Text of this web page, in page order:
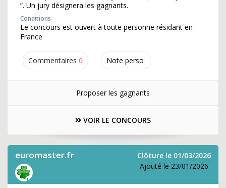
Commentaires 0 Note perso
”. Un jury désignera les gagnants.
Conditions
Le concours est ouvert à toute personne résidant en
France
Proposer les gagnants
VOIR LE CONCOURS
euromaster.fr
Clôture le 01/03/2026
Ajouté le 23/01/2026